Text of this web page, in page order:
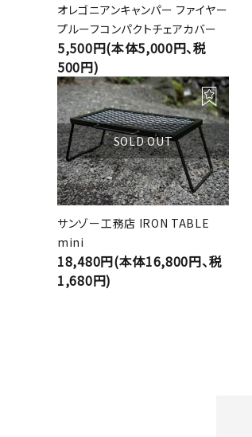
オレゴニアンキャンパー ファイヤー
プルーフコンパクトチェアカバー
5,500円(本体5,000円、税
500円)
SOLD OUT
サンゾー工務店 IRON TABLE
mini
18,480円(本体16,800円、税
1,680円)